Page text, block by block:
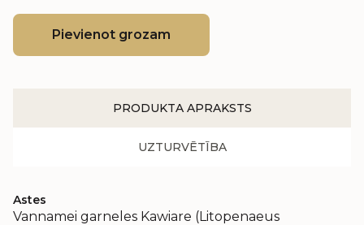
Pievienot grozam
PRODUKTA APRAKSTS
UZTURVĒTĪBA
Astes
Vannamei garneles Kawiare (Litopenaeus